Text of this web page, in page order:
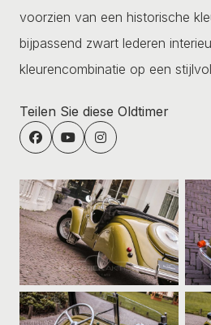
voorzien van een historische
bijpassend zwart lederen
kleurencombinatie op een
Teilen Sie diese Oldtimer